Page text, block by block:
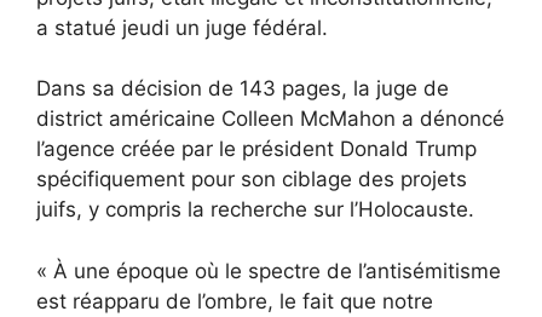
a statué jeudi un juge fédéral.
Dans sa décision de 143 pages, la juge de
district américaine Colleen McMahon a dénoncé
l’agence créée par le président Donald Trump
spécifiquement pour son ciblage des projets
juifs, y compris la recherche sur l’Holocauste.
« À une époque où le spectre de l’antisémitisme
est réapparu de l’ombre, le fait que notre